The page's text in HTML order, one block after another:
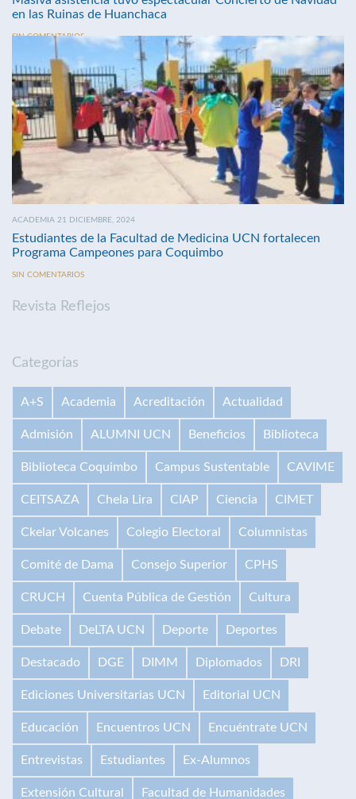
en las Ruinas de Huanchaca
SIN COMENTARIOS
ACADEMIA 21 DICIEMBRE, 2024
Estudiantes de la Facultad de Medicina UCN fortalecen
Programa Campeones para Coquimbo
SIN COMENTARIOS
Revista Reflejos
Categorías
A+S Academia Acreditación Actualidad
Admisión ALUMNI UCN Beneficios Biblioteca
Biblioteca Coquimbo Campus Sustentable CAVIME
CEITSAZA Chela Lira CIAP Ciencia CIMET
Ckelar Volcanes Colegio Electoral Columnistas
Comité de Dama Consejo Superior CPHS
CRUCH Cuenta Pública de Gestión Cultura
Debate DeLTA UCN Deporte Deportes
Destacado DGE DIMM Diplomados DRI
Ediciones Universitarias UCN Editorial UCN
Educación Encuentros UCN Encuéntrate UCN
Entrevistas Estudiantes Ex-Alumnos
Extensión Cultural Facultad de Humanidades